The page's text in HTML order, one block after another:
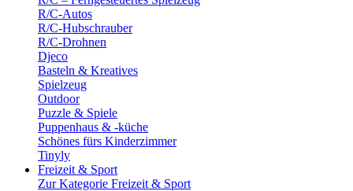
R/C-Autos
R/C-Hubschrauber
R/C-Drohnen
Djeco
Basteln & Kreatives
Spielzeug
Outdoor
Puzzle & Spiele
Puppenhaus & -küche
Schönes fürs Kinderzimmer
Tinyly
Freizeit & Sport
Zur Kategorie Freizeit & Sport